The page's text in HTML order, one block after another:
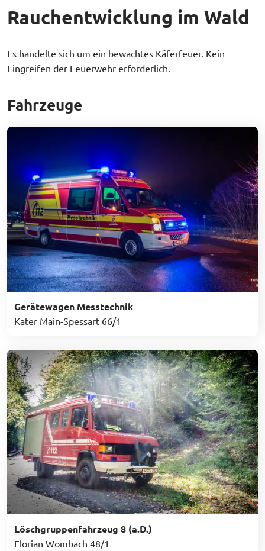
Rauchentwicklung im Wald
Es handelte sich um ein bewachtes Käferfeuer. Kein
Eingreifen der Feuerwehr erforderlich.
Fahrzeuge
Gerätewagen Messtechnik
Kater Main-Spessart 66/1
Löschgruppenfahrzeug 8 (a.D.)
Florian Wombach 48/1